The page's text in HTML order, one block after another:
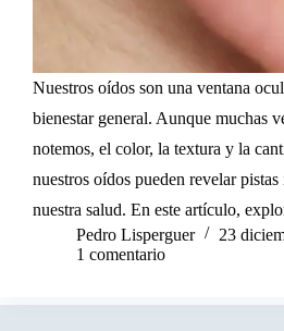
Nuestros oídos son una ventana
bienestar general. Aunque muchas
notemos, el color, la textura y la
nuestros oídos pueden revelar
nuestra salud. En este artículo,
Pedro Lisperguer
23
1 comentario